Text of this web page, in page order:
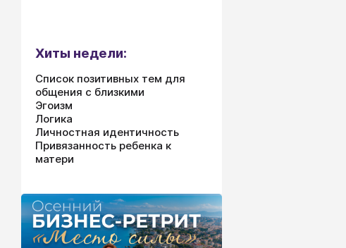
Хиты недели:
Список позитивных тем для
общения с близкими
Эгоизм
Логика
Личностная идентичность
Привязанность ребенка к
матери